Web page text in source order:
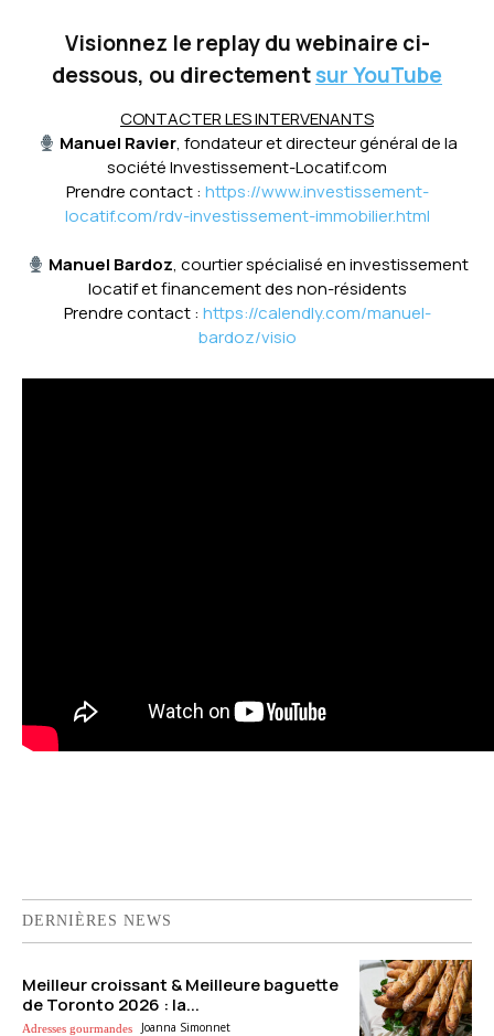
Visionnez le replay du webinaire ci-
dessous, ou directementsur YouTube
CONTACTER LES INTERVENANTS
Manuel Ravier, fondateur et directeur général de la
société Investissement-Locatif.com
Prendre contact : https://www.investissement-
locatif.com/rdv-investissement-immobilier.html
Manuel Bardoz, courtier spécialisé en investissement
locatif et financement des non-résidents
Prendre contact : https://calendly.com/manuel-
bardoz/visio
DERNIÈRES NEWS
Meilleur croissant & Meilleure baguette
de Toronto 2026 : la...
Adresses gourmandes Joanna Simonnet